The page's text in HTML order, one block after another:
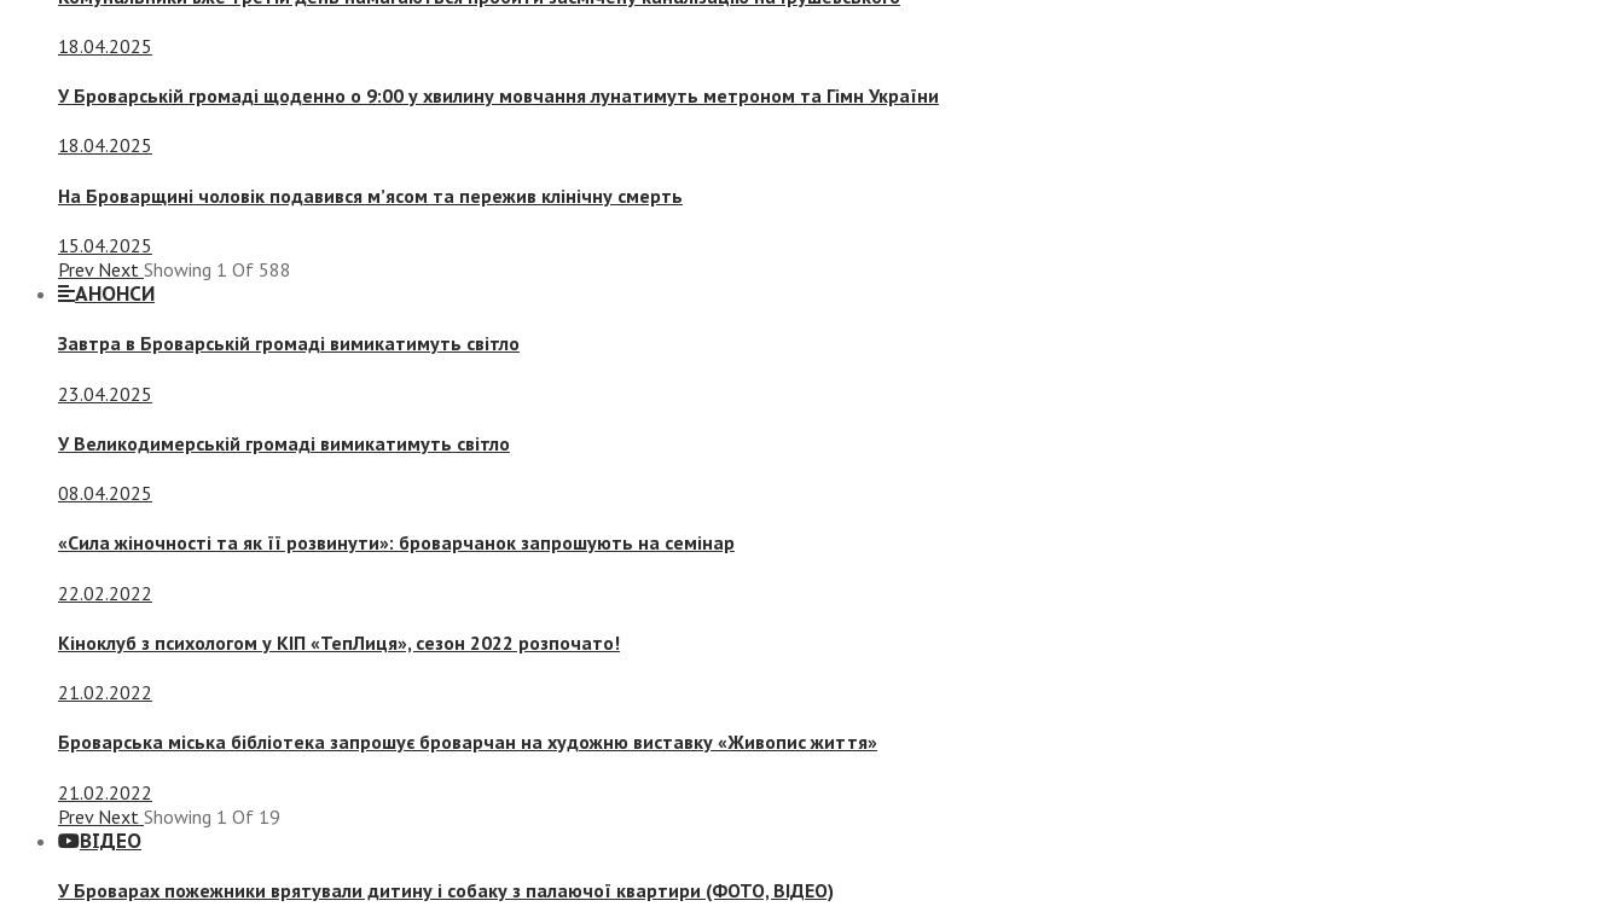
18.04.2025
У Броварській громаді щоденно о 9:00 у хвилину мовчання лунатимуть метроном та Гімн України
18.04.2025
На Броварщині чоловік подавився м’ясом та пережив клінічну смерть
15.04.2025
Prev Next Showing 1 Of 588
АНОНСИ
Завтра в Броварській громаді вимикатимуть світло
23.04.2025
У Великодимерській громаді вимикатимуть світло
08.04.2025
«Сила жіночності та як її розвинути»: броварчанок запрошують на семінар
22.02.2022
Кіноклуб з психологом у КІП «ТепЛиця», сезон 2022 розпочато!
21.02.2022
Броварська міська бібліотека запрошує броварчан на художню виставку «Живопис життя»
21.02.2022
Prev Next Showing 1 Of 19
ВІДЕО
У Броварах пожежники врятували дитину і собаку з палаючої квартири (ФОТО, ВІДЕО)